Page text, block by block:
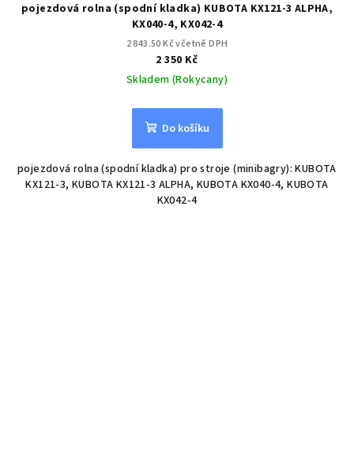
pojezdová rolna (spodní kladka) KUBOTA KX121-3 ALPHA,
KX040-4, KX042-4
2 843.50 Kč včetně DPH
2 350 Kč
Skladem (Rokycany)
Do košíku
pojezdová rolna (spodní kladka) pro stroje (minibagry): KUBOTA
KX121-3, KUBOTA KX121-3 ALPHA, KUBOTA KX040-4, KUBOTA
KX042-4